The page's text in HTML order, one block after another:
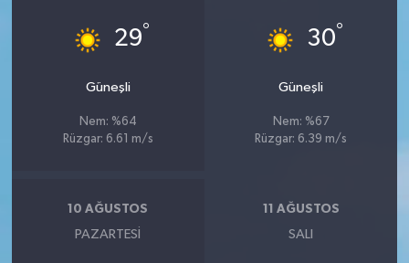
29°
Güneşli
Nem: %64
Rüzgar: 6.61 m/s
30°
Güneşli
Nem: %67
Rüzgar: 6.39 m/s
10 AĞUSTOS
PAZARTESI
11 AĞUSTOS
SALI